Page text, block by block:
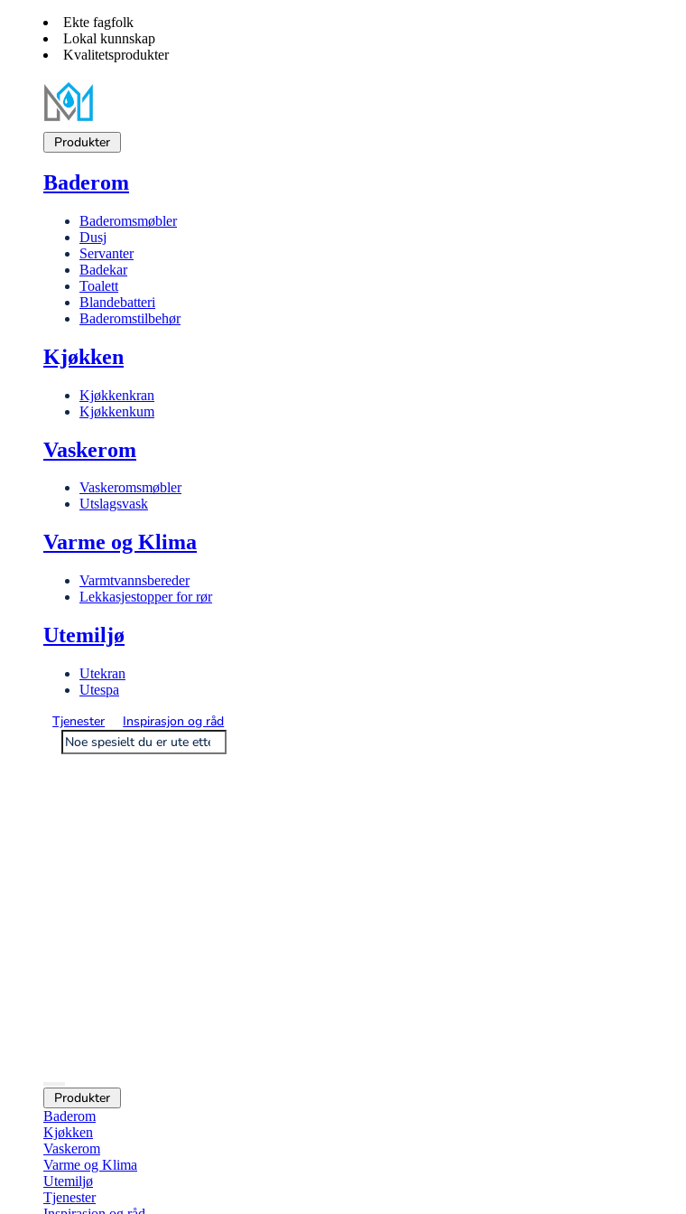
Ekte fagfolk
Lokal kunnskap
Kvalitetsprodukter
Produkter
Baderom
Baderomsmøbler
Dusj
Servanter
Badekar
Toalett
Blandebatteri
Baderomstilbehør
Kjøkken
Kjøkkenkran
Kjøkkenkum
Vaskerom
Vaskeromsmøbler
Utslagsvask
Varme og Klima
Varmtvannsbereder
Lekkasjestopper for rør
Utemiljø
Utekran
Utespa
Tjenester Inspirasjon og råd
Produkter
Baderom
Kjøkken
Vaskerom
Varme og Klima
Utemiljø
Tjenester